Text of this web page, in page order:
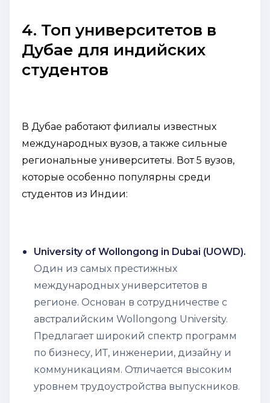
4. Топ университетов в
Дубае для индийских
студентов
В Дубае работают филиалы известных
международных вузов, а также сильные
региональные университеты. Вот 5 вузов,
которые особенно популярны среди
студентов из Индии:
University of Wollongong in Dubai (UOWD).
Один из самых престижных
международных университетов в
регионе. Основан в сотрудничестве с
австралийским Wollongong University.
Предлагает широкий спектр программ
по бизнесу, ИТ, инженерии, дизайну и
коммуникациям. Отличается высоким
уровнем трудоустройства выпускников.